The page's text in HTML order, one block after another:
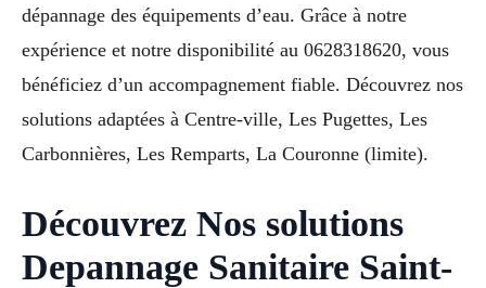
dépannage des équipements d’eau. Grâce à notre
expérience et notre disponibilité au 0628318620, vous
bénéficiez d’un accompagnement fiable. Découvrez nos
solutions adaptées à Centre-ville, Les Pugettes, Les
Carbonnières, Les Remparts, La Couronne (limite).
Découvrez Nos solutions
Depannage Sanitaire Saint-